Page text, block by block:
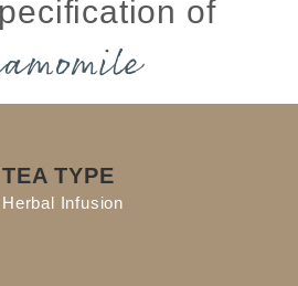
of
TEA TYPE
Herbal Infusion